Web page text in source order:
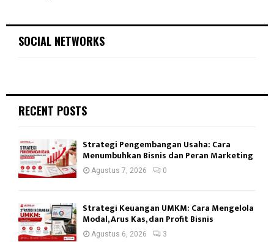
SOCIAL NETWORKS
RECENT POSTS
Strategi Pengembangan Usaha: Cara
Menumbuhkan Bisnis dan Peran Marketing
Agustus 7, 2026 0
Strategi Keuangan UMKM: Cara Mengelola
Modal, Arus Kas, dan Profit Bisnis
Agustus 6, 2026 3